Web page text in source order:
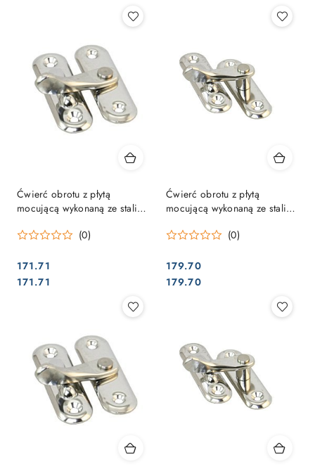
Ćwierć obrotu z płytą
mocującą wykonaną ze stali
(0)
Cena:
171.71
Cena:
171.71
Ćwierć obrotu z płytą
mocującą wykonaną ze stali
(0)
Cena:
179.70
Cena:
179.70